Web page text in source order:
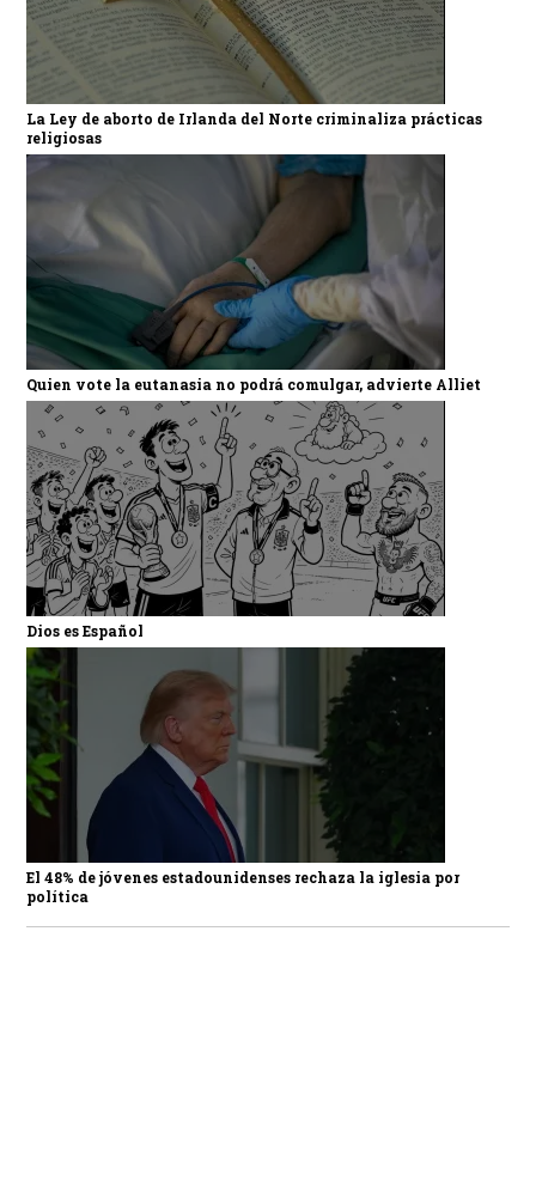
La Ley de aborto de Irlanda del Norte criminaliza prácticas
religiosas
Quien vote la eutanasia no podrá comulgar, advierte Alliet
Dios es Español
El 48% de jóvenes estadounidenses rechaza la iglesia por
política